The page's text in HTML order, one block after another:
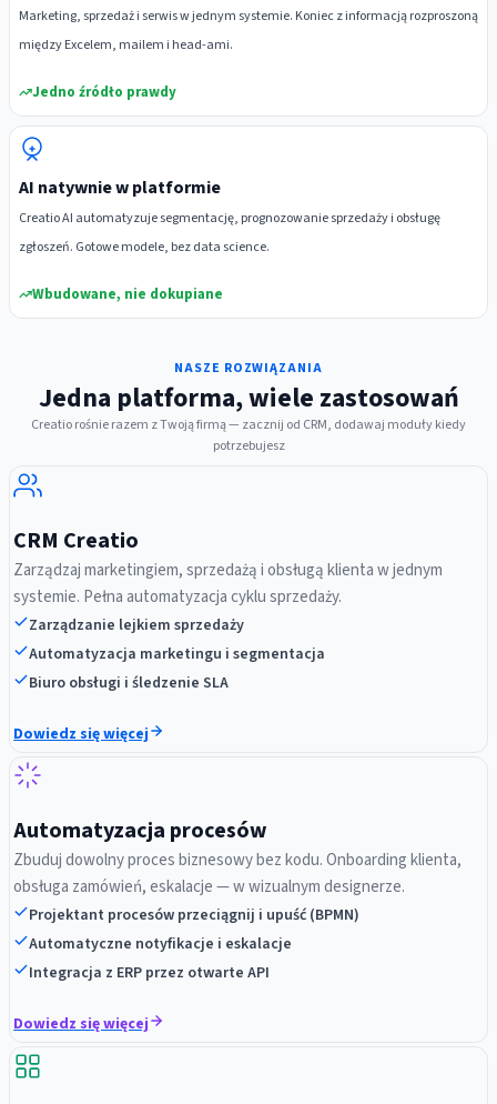
Marketing, sprzedaż i serwis w jednym systemie. Koniec z informacją rozproszoną
między Excelem, mailem i head-ami.
Jedno źródło prawdy
AI natywnie w platformie
Creatio AI automatyzuje segmentację, prognozowanie sprzedaży i obsługę
zgłoszeń. Gotowe modele, bez data science.
Wbudowane, nie dokupiane
NASZE ROZWIĄZANIA
Jedna platforma, wiele zastosowań
Creatio rośnie razem z Twoją firmą — zacznij od CRM, dodawaj moduły kiedy
potrzebujesz
CRM Creatio
Zarządzaj marketingiem, sprzedażą i obsługą klienta w jednym
systemie. Pełna automatyzacja cyklu sprzedaży.
Zarządzanie lejkiem sprzedaży
Automatyzacja marketingu i segmentacja
Biuro obsługi i śledzenie SLA
Dowiedz się więcej
Automatyzacja procesów
Zbuduj dowolny proces biznesowy bez kodu. Onboarding klienta,
obsługa zamówień, eskalacje — w wizualnym designerze.
Projektant procesów przeciągnij i upuść (BPMN)
Automatyczne notyfikacje i eskalacje
Integracja z ERP przez otwarte API
Dowiedz się więcej